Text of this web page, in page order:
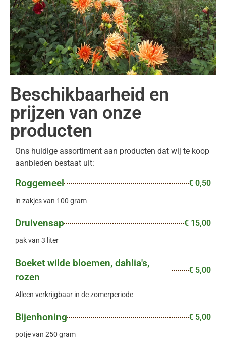
Beschikbaarheid en
prijzen van onze
producten
Ons huidige assortiment aan producten dat wij te koop
aanbieden bestaat uit:
Roggemeel € 0,50
in zakjes van 100 gram
Druivensap € 15,00
pak van 3 liter
Boeket wilde bloemen, dahlia's,
rozen
€ 5,00
Alleen verkrijgbaar in de zomerperiode
Bijenhoning € 5,00
potje van 250 gram